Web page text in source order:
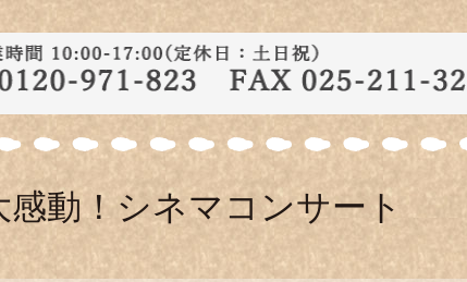
感動！シネマコンサート